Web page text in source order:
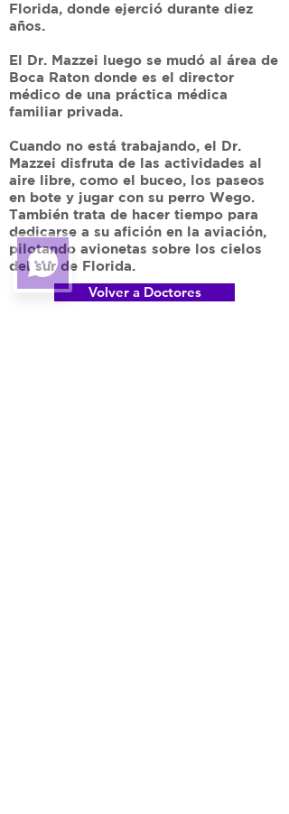
Florida, donde ejerció durante diez
años.
El Dr. Mazzei luego se mudó al área de
Boca Raton donde es el director
médico de una práctica médica
familiar privada.
Cuando no está trabajando, el Dr.
Mazzei disfruta de las actividades al
aire libre, como el buceo, los paseos
en bote y jugar con su perro Wego.
También trata de hacer tiempo para
dedicarse a su afición en la aviación,
pilotando avionetas sobre los cielos
del sur de Florida.
Volver a Doctores